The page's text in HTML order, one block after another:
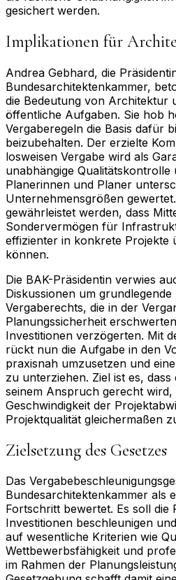
gesichert werden.
Implikationen für
Andrea Gebhard, die
Bundesarchitektenkammer,
die Bedeutung von Architektur
öffentliche Aufgaben. Sie hob
Vergaberegeln die Basis dafür
beizubehalten. Der erzielte
losweisen Vergabe wird als
unabhängige
Planerinnen und Planer
Unternehmensgrößen
gewährleistet werden, dass
Sondervermögen für
effizienter in konkrete Projekte
können.
Die BAK-Präsidentin verwies
Diskussionen um grundlegende
Vergaberechts, die in der
Planungssicherheit
Investitionen verzögerten. Mit
rückt nun die Aufgabe in den
praxisnah umzusetzen und
zu unterziehen. Ziel ist es,
seinem Anspruch gerecht wird,
Geschwindigkeit der
Projektqualität gleichermaßen
Zielsetzung des Gesetzes
Das
Bundesarchitektenkammer als
Fortschritt bewertet. Es soll die
Investitionen beschleunigen
auf wesentliche Kriterien wie
Wettbewerbsfähigkeit und
im Rahmen der